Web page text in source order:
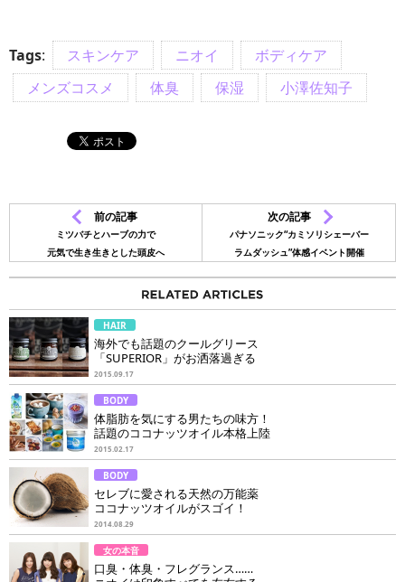
Tags: スキンケア ニオイ
ボディケア
メンズコスメ
体臭 保湿 小澤佐知子
前の記事
ミツバチとハーブの力で
元気で生き生きとした頭皮へ
次の記事
パナソニック“カミソリシェーバー
ラムダッシュ”体感イベント開催
HAIR
海外でも話題のクールグリース
「SUPERIOR」がお洒落過ぎる
2015.09.17
BODY
体脂肪を気にする男たちの味方！
話題のココナッツオイル本格上陸
2015.02.17
BODY
セレブに愛される天然の万能薬
ココナッツオイルがスゴイ！
2014.08.29
女の本音
口臭・体臭・フレグランス……